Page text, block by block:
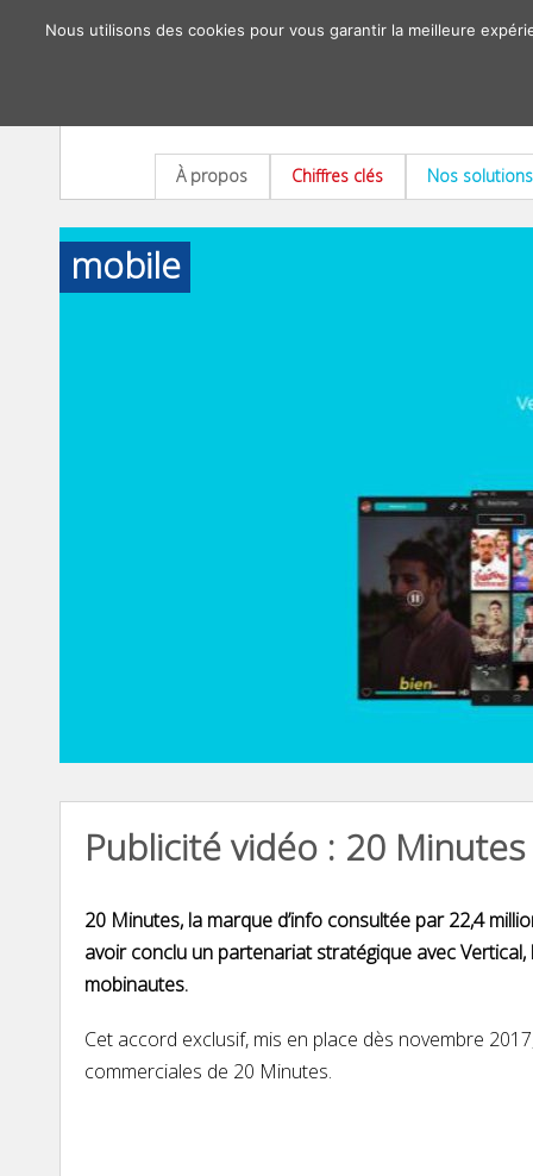
À propos Chiffres clés Nos solutions
mobile
Publicité vidéo : 20
20 Minutes, la marque d’info consultée par 22,4
avoir conclu un partenariat stratégique avec
mobinautes.
Cet accord exclusif, mis en place dès novembre
commerciales de 20 Minutes.
Nous utilisons des cookies pour vous garantir la meilleure